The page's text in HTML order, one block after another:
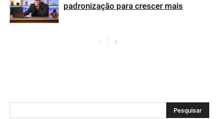
padronização para crescer mais